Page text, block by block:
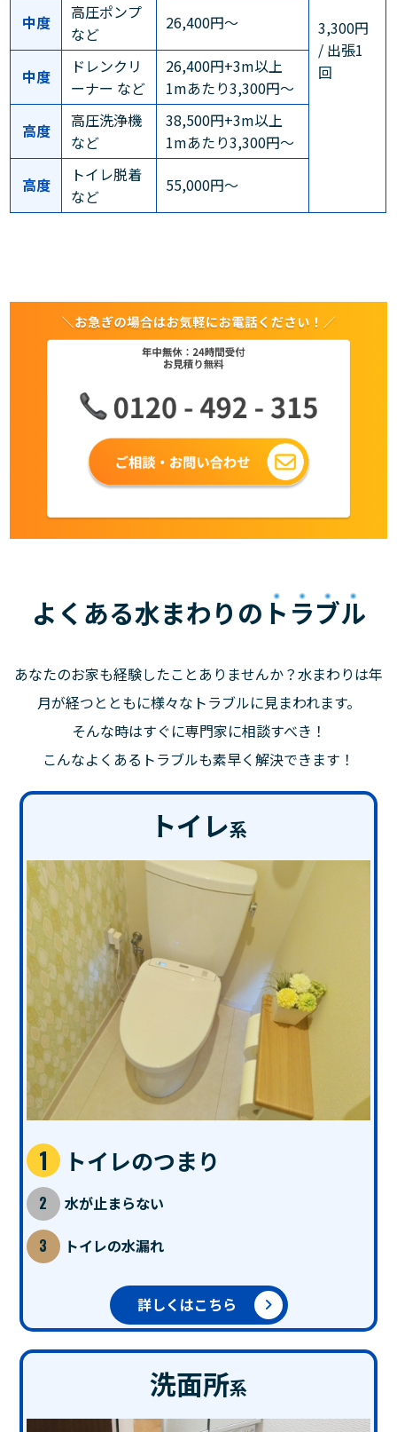
3,300円
/ 出張1
回
中度
高圧ポンプ
など
26,400円～
中度
ドレンクリ
ーナー など
26,400円+3m以上
1mあたり3,300円～
高度
高圧洗浄機
など
38,500円+3m以上
1mあたり3,300円～
高度
トイレ脱着
など
55,000円～
よくある水まわりの トラブル
あなたのお家も経験したことありませんか？水まわりは年
月が経つとともに様々なトラブルに見まわれます。
そんな時はすぐに専門家に相談すべき！
こんなよくあるトラブルも素早く解決できます！
トイレ系
トイレのつまり
水が止まらない
トイレの水漏れ
詳しくはこちら
洗面所系